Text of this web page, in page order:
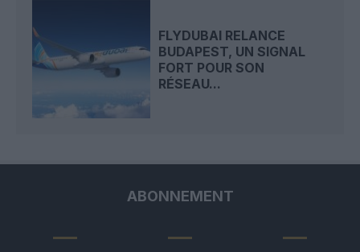
FLYDUBAI RELANCE
BUDAPEST, UN SIGNAL
FORT POUR SON
RÉSEAU...
ABONNEMENT